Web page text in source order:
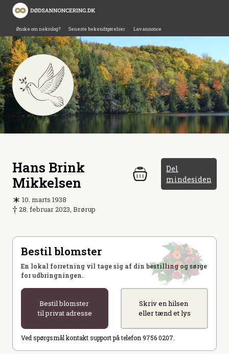
Ønske om nekrolog? Seneste bekendtgørelser Lav annonce
Hans Brink
Mikkelsen
Del
mindesiden
10. marts 1938
28. februar 2023, Brørup
Bestil blomster
En lokal forretning vil tage sig af din bestilling og sørge
for udbringningen.
Bestil blomster
til privat adresse
Skriv en hilsen
eller tænd et lys
Ved spørgsmål kontakt support på telefon 9756 0207.